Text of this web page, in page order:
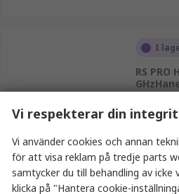
I
RS PRO
Vi respekterar din
Vi använder cookies och annan
för att visa reklam på tredje parts
samtycker du till behandling av
klicka på "Hantera cookie-